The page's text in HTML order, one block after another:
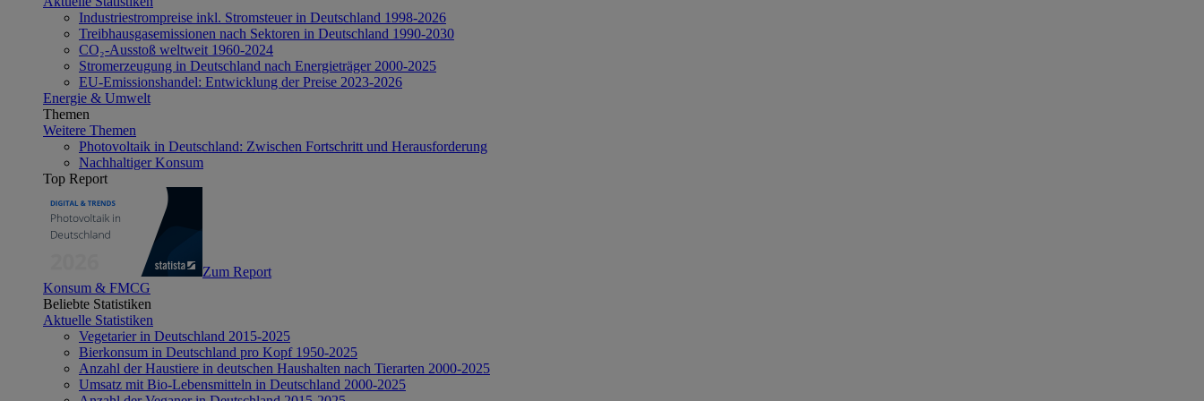
Industriestrompreise inkl. Stromsteuer in Deutschland 1998-2026
Treibhausgasemissionen nach Sektoren in Deutschland 1990-2030
CO₂-Ausstoß weltweit 1960-2024
Stromerzeugung in Deutschland nach Energieträger 2000-2025
EU-Emissionshandel: Entwicklung der Preise 2023-2026
Energie & Umwelt
Themen
Weitere Themen
Photovoltaik in Deutschland: Zwischen Fortschritt und Herausforderung
Nachhaltiger Konsum
Top Report
Zum Report
Konsum & FMCG
Beliebte Statistiken
Aktuelle Statistiken
Vegetarier in Deutschland 2015-2025
Bierkonsum in Deutschland pro Kopf 1950-2025
Anzahl der Haustiere in deutschen Haushalten nach Tierarten 2000-2025
Umsatz mit Bio-Lebensmitteln in Deutschland 2000-2025